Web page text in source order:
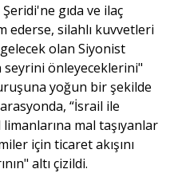
Şeridi'ne gıda ve ilaç
ederse, silahlı kuvvetleri
olan Siyonist
seyrini önleyeceklerini"
yoğun bir şekilde
“İsrail ile
mal taşıyanlar
için ticaret akışını
altı çizildi.